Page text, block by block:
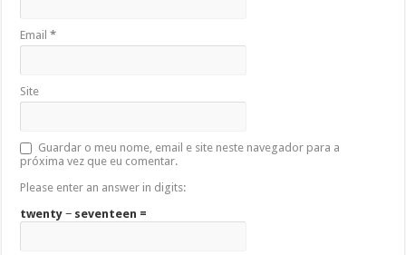
Email*
Site
Guardar o meu nome, email e site neste navegador para a
próxima vez que eu comentar.
Please enter an answer in digits:
twenty − seventeen =